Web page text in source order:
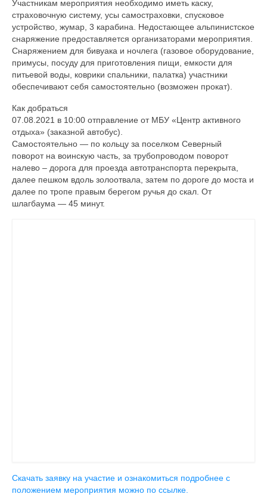
Участникам мероприятия необходимо иметь каску,
страховочную систему, усы самостраховки, спусковое
устройство, жумар, 3 карабина. Недостающее альпинистское
снаряжение предоставляется организаторами мероприятия.
Снаряжением для бивуака и ночлега (газовое оборудование,
примусы, посуду для приготовления пищи, емкости для
питьевой воды, коврики спальники, палатка) участники
обеспечивают себя самостоятельно (возможен прокат).
Как добраться
07.08.2021 в 10:00 отправление от МБУ «Центр активного
отдыха» (заказной автобус).
Самостоятельно — по кольцу за поселком Северный
поворот на воинскую часть, за трубопроводом поворот
налево – дорога для проезда автотранспорта перекрыта,
далее пешком вдоль золоотвала, затем по дороге до моста и
далее по тропе правым берегом ручья до скал. От
шлагбаума — 45 минут.
Скачать заявку на участие и ознакомиться подробнее с
положением мероприятия можно по ссылке.